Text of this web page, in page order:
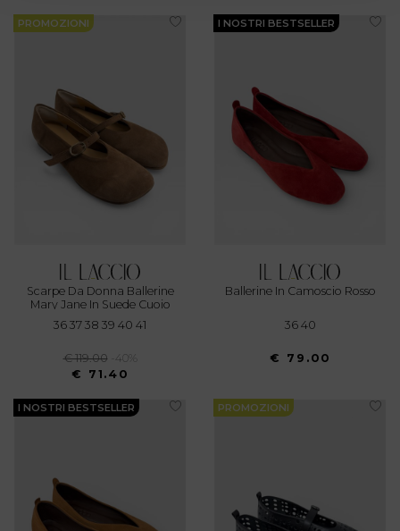
Approfondisci come vengono elaborati i tuoi dati personali
e imposta le tue preferenze nellasezione dettagli. Puoi
Utilizziamo i cookie per personalizzare contenuti ed
annunci, per fornire funzionalità dei social media e per
analizzare il nostro traffico. Condividiamo inoltre
informazioni sul modo in cui utilizza il nostro sito con i
nostri partner che si occupano di analisi dei dati web,
raccolto dal suo utilizzo dei loro servizi.
PROMOZIONI
Scarpe Da Donna Ballerine
Mary Jane In Suede Cuoio
36 37 38 39 40 41
€ 119.00
-40%
€ 71.40
I NOSTRI BESTSELLER
Ballerine In Camoscio Rosso
36 40
€ 79.00
I NOSTRI BESTSELLER PROMOZIONI